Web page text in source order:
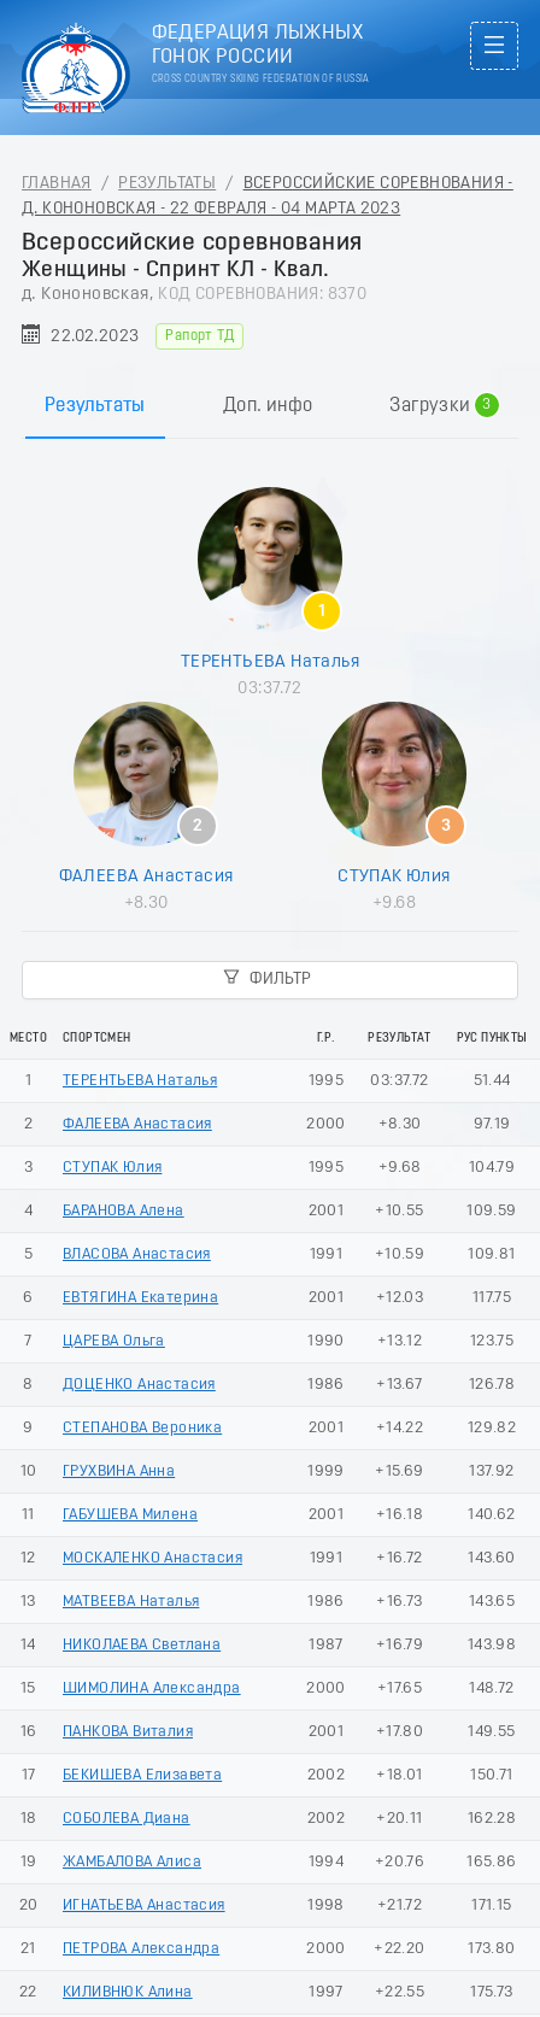
ФЕДЕРАЦИЯ ЛЫЖНЫХ
ГОНОК РОССИИ
CROSS COUNTRY SKIING FEDERATION OF RUSSIA
ГЛАВНАЯ / РЕЗУЛЬТАТЫ /
ВСЕРОССИЙСКИЕ СОРЕВНОВАНИЯ -
Д. КОНОНОВСКАЯ - 22 ФЕВРАЛЯ - 04 МАРТА 2023
Всероссийские соревнования
Женщины - Спринт КЛ - Квал.
д. Кононовская, КОД СОРЕВНОВАНИЯ: 8370
22.02.2023 Рапорт ТД
Результаты Доп. инфо Загрузки
3
6
9
1
ТЕРЕНТЬЕВА Наталья
03:37.72
2
ФАЛЕЕВА Анастасия
+8.30
3
СТУПАК Юлия
+9.68
ФИЛЬТР
МЕСТО СПОРТСМЕН Г.Р. РЕЗУЛЬТАТ РУС ПУНКТЫ
1 ТЕРЕНТЬЕВА Наталья 1995 03:37.72 51.44
2 ФАЛЕЕВА Анастасия 2000 +8.30 97.19
3 СТУПАК Юлия 1995 +9.68 104.79
4 БАРАНОВА Алена 2001 +10.55 109.59
5 ВЛАСОВА Анастасия 1991 +10.59 109.81
6 ЕВТЯГИНА Екатерина 2001 +12.03 117.75
7 ЦАРЕВА Ольга 1990 +13.12 123.75
8 ДОЦЕНКО Анастасия 1986 +13.67 126.78
9 СТЕПАНОВА Вероника 2001 +14.22 129.82
10 ГРУХВИНА Анна 1999 +15.69 137.92
11 ГАБУШЕВА Милена 2001 +16.18 140.62
12 МОСКАЛЕНКО Анастасия 1991 +16.72 143.60
13 МАТВЕЕВА Наталья 1986 +16.73 143.65
14 НИКОЛАЕВА Светлана 1987 +16.79 143.98
15 ШИМОЛИНА Александра 2000 +17.65 148.72
16 ПАНКОВА Виталия 2001 +17.80 149.55
17 БЕКИШЕВА Елизавета 2002 +18.01 150.71
18 СОБОЛЕВА Диана 2002 +20.11 162.28
19 ЖАМБАЛОВА Алиса 1994 +20.76 165.86
20 ИГНАТЬЕВА Анастасия 1998 +21.72 171.15
21 ПЕТРОВА Александра 2000 +22.20 173.80
22 КИЛИВНЮК Алина 1997 +22.55 175.73